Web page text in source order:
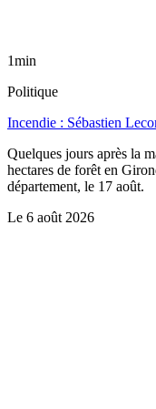
1min
Politique
Incendie : Sébastien
Quelques jours après la
hectares de forêt en
département, le 17 août.
Le 6 août 2026